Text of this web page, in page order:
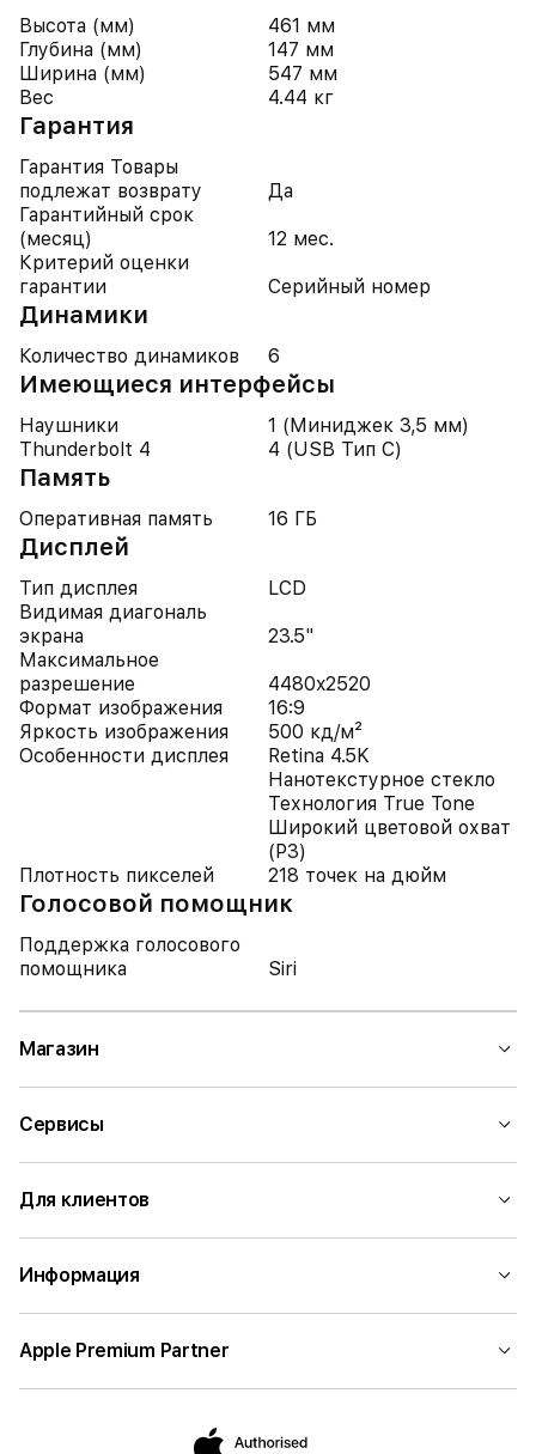
Высота (мм)
461 мм
Глубина (мм)
147 мм
Ширина (мм)
547 мм
Вес
4.44 кг
Гарантия
Гарантия Товары
подлежат возврату
Да
Гарантийный срок
(месяц)
12 мес.
Критерий оценки
гарантии
Серийный номер
Динамики
Количество динамиков 6
Имеющиеся интерфейсы
Наушники
1 (Миниджек 3,5 мм)
Thunderbolt 4
4 (USB Тип C)
Память
Оперативная память 16 ГБ
Дисплей
Тип дисплея
LCD
Видимая диагональ
экрана
23.5"
Максимальное
разрешение
4480x2520
Формат изображения
16:9
Яркость изображения
500 кд/м²
Особенности дисплея
Retina 4.5K
Нанотекстурное стекло
Технология True Tone
Широкий цветовой охват
(P3)
Плотность пикселей
218 точек на дюйм
Голосовой помощник
Поддержка голосового
помощника
Siri
Магазин
Сервисы
Для клиентов
Информация
Apple Premium Partner